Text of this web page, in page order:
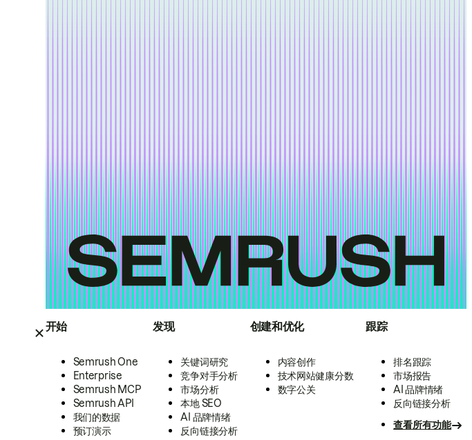
开始
Semrush One
Enterprise
Semrush MCP
Semrush API
我们的数据
预订演示
发现
关键词研究
竞争对手分析
市场分析
本地 SEO
AI 品牌情绪
反向链接分析
创建和优化
内容创作
技术网站健康分数
数字公关
跟踪
排名跟踪
市场报告
AI 品牌情绪
反向链接分析
查看所有功能